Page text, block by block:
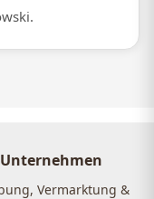
Unternehmen
Vermarktung &